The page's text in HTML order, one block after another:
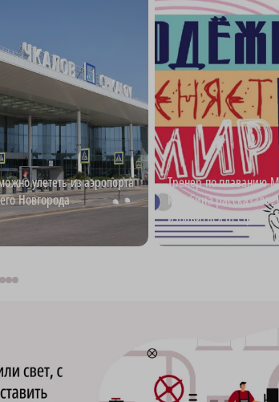
улететь из аэропорта
Новгорода
Тренер по плаванию
Кулябина рассказала,
избавиться от страха